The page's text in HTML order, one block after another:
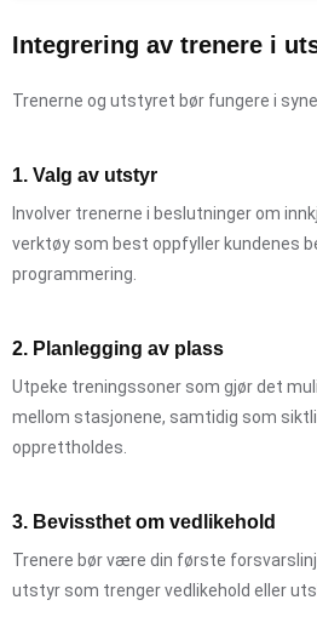
Integrering av trenere i
Trenerne og utstyret bør fungere i
1. Valg av utstyr
Involver trenerne i beslutninger om
verktøy som best oppfyller kundenes
programmering.
2. Planlegging av plass
Utpeke treningssoner som gjør det
mellom stasjonene, samtidig som
opprettholdes.
3. Bevissthet om vedlikehold
Trenere bør være din første
utstyr som trenger vedlikehold eller